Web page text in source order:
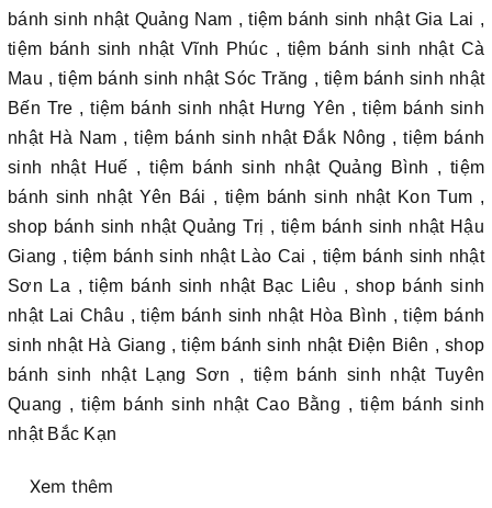
bánh sinh nhật Quảng Nam , tiệm bánh sinh nhật Gia Lai ,
tiệm bánh sinh nhật Vĩnh Phúc , tiệm bánh sinh nhật Cà
Mau , tiệm bánh sinh nhật Sóc Trăng , tiệm bánh sinh nhật
Bến Tre , tiệm bánh sinh nhật Hưng Yên , tiệm bánh sinh
nhật Hà Nam , tiệm bánh sinh nhật Đắk Nông , tiệm bánh
sinh nhật Huế , tiệm bánh sinh nhật Quảng Bình , tiệm
bánh sinh nhật Yên Bái , tiệm bánh sinh nhật Kon Tum ,
shop bánh sinh nhật Quảng Trị , tiệm bánh sinh nhật Hậu
Giang , tiệm bánh sinh nhật Lào Cai , tiệm bánh sinh nhật
Sơn La , tiệm bánh sinh nhật Bạc Liêu , shop bánh sinh
nhật Lai Châu , tiệm bánh sinh nhật Hòa Bình , tiệm bánh
sinh nhật Hà Giang , tiệm bánh sinh nhật Điện Biên , shop
bánh sinh nhật Lạng Sơn , tiệm bánh sinh nhật Tuyên
Quang , tiệm bánh sinh nhật Cao Bằng , tiệm bánh sinh
nhật Bắc Kạn
Xem thêm